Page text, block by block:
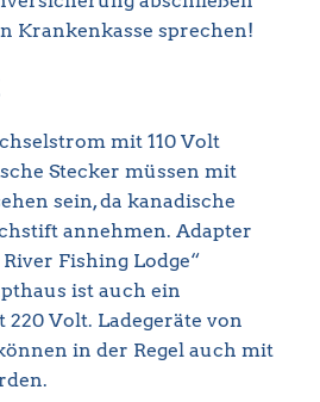
Krankenkasse sprechen!
mit 110 Volt
Stecker müssen mit
sein, da kanadische
annehmen. Adapter
Fishing Lodge“
ist auch ein
Volt. Ladegeräte von
in der Regel auch mit